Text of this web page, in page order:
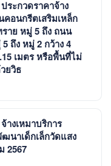
ระกวดราคาจ้าง
คอนกรีตเสริมเหล็ก
าย หมู่ 5 ถึง ถนน
ถึง หมู่ 2 กว้าง 4
เมตร หรือพื้นที่ไม่
ยวิธ
างเหมาบริการ
นาเด็กเล็กวัดแสง
2567